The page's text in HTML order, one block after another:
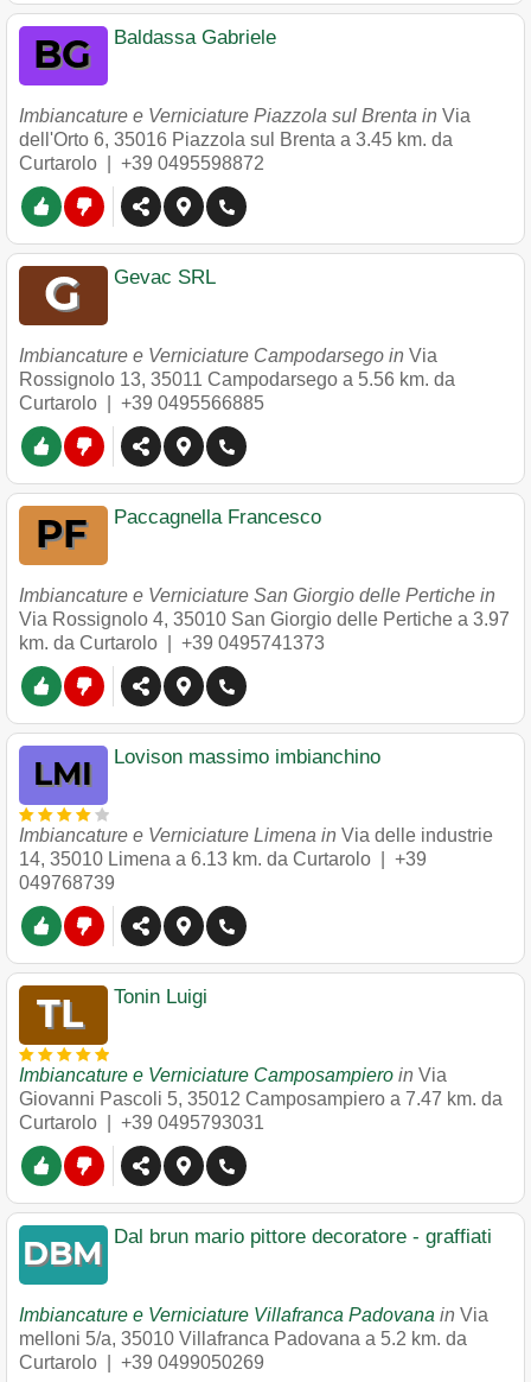
Baldassa Gabriele
Imbiancature e Verniciature Piazzola sul Brenta in Via
dell'Orto 6, 35016 Piazzola sul Brenta a 3.45 km. da
Curtarolo | +39 0495598872
Gevac SRL
Imbiancature e Verniciature Campodarsego in Via
Rossignolo 13, 35011 Campodarsego a 5.56 km. da
Curtarolo | +39 0495566885
Paccagnella Francesco
Imbiancature e Verniciature San Giorgio delle Pertiche in
Via Rossignolo 4, 35010 San Giorgio delle Pertiche a 3.97
km. da Curtarolo | +39 0495741373
Lovison massimo imbianchino
Imbiancature e Verniciature Limena in Via delle industrie
14, 35010 Limena a 6.13 km. da Curtarolo | +39
049768739
Tonin Luigi
Imbiancature e Verniciature Camposampiero in Via
Giovanni Pascoli 5, 35012 Camposampiero a 7.47 km. da
Curtarolo | +39 0495793031
Dal brun mario pittore decoratore - graffiati
Imbiancature e Verniciature Villafranca Padovana in Via
melloni 5/a, 35010 Villafranca Padovana a 5.2 km. da
Curtarolo | +39 0499050269